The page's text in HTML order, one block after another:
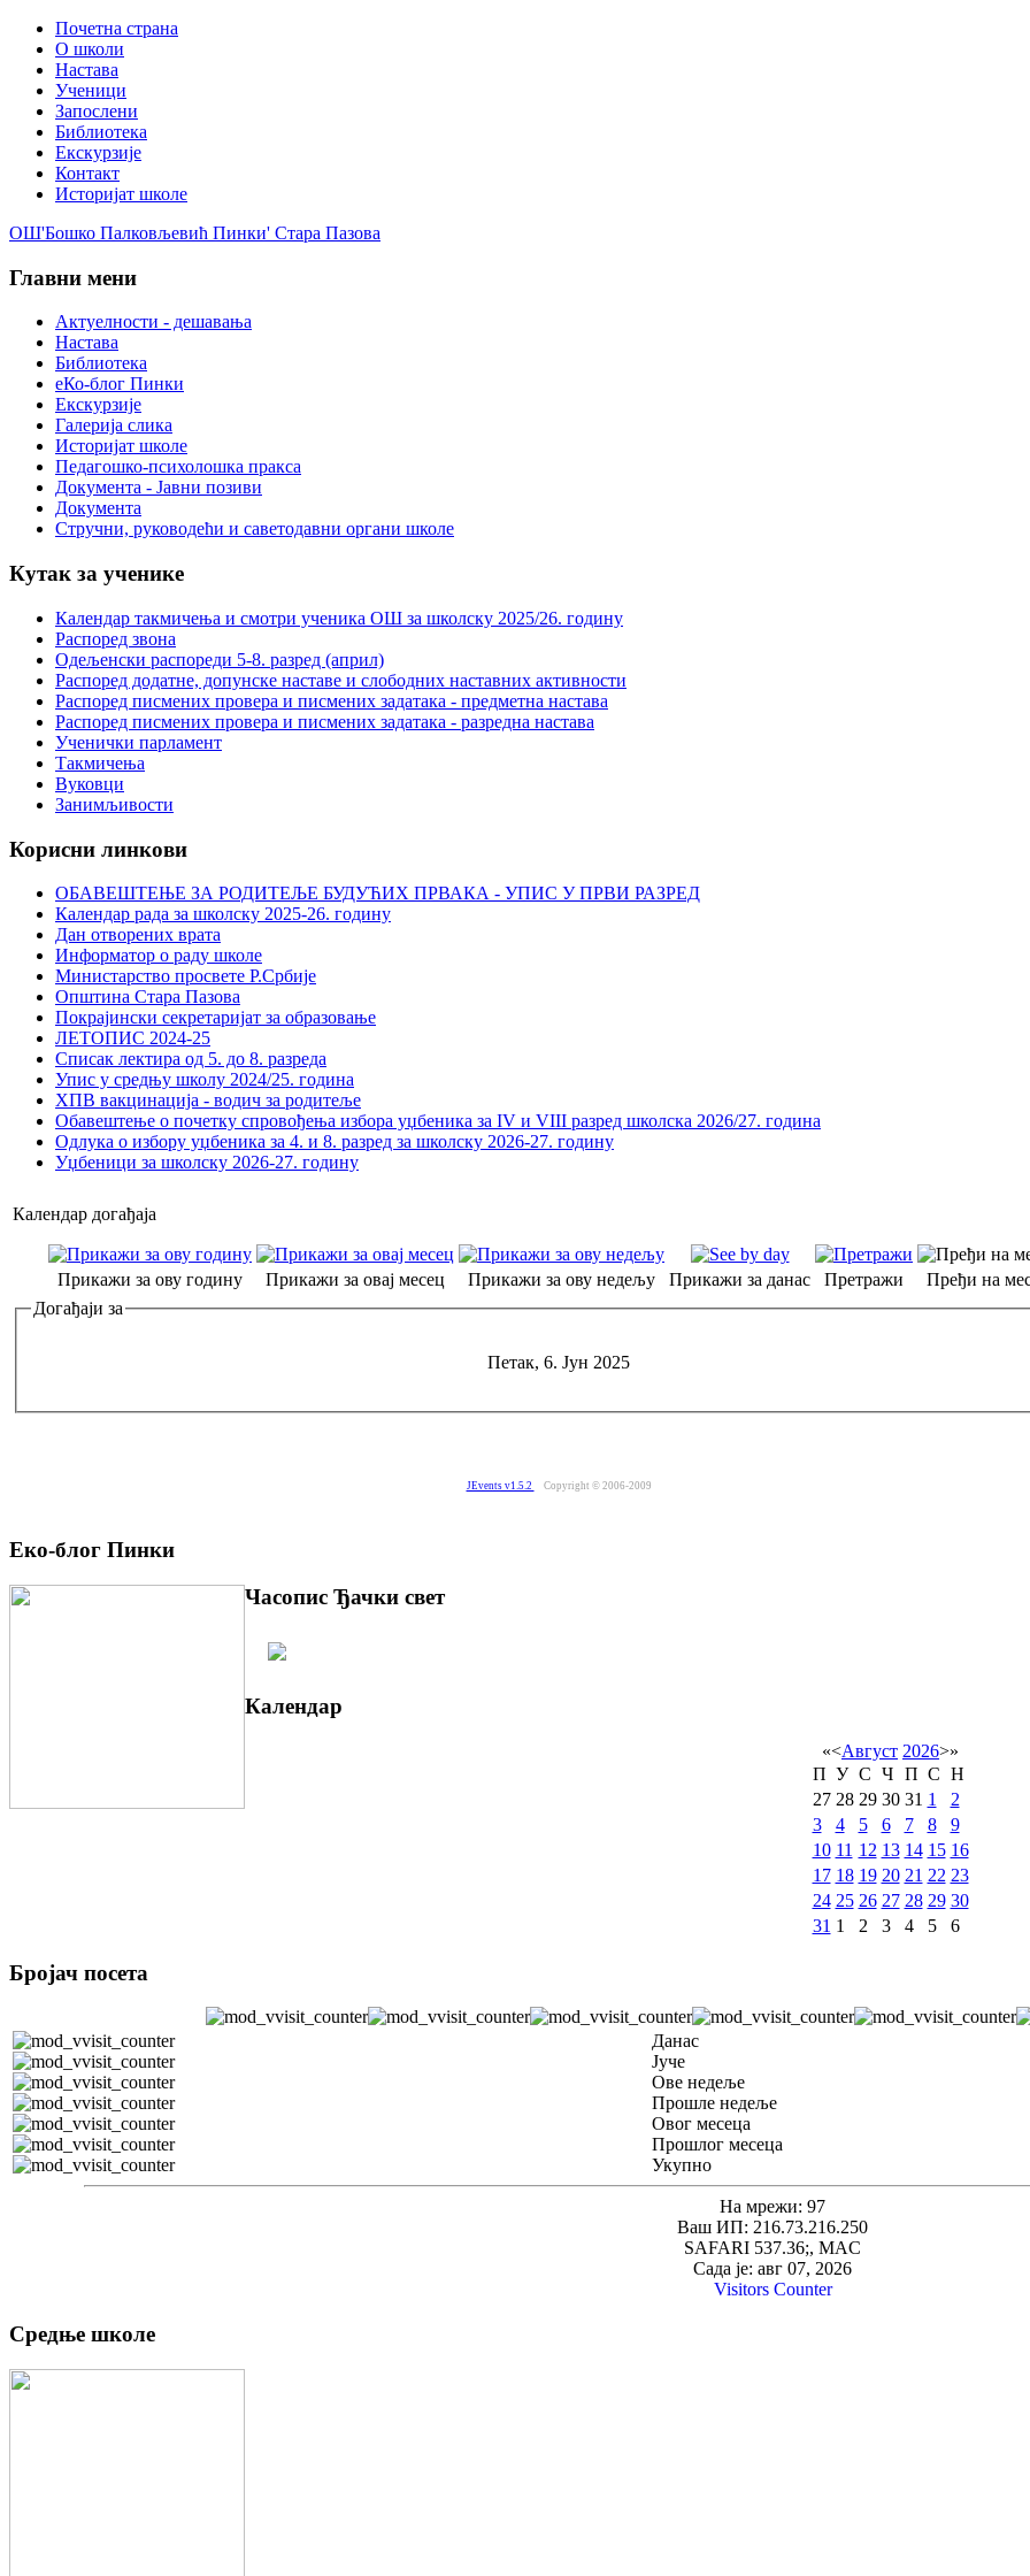
Почетна страна
О школи
Настава
Ученици
Запослени
Библиотека
Екскурзије
Контакт
Историјат школе
ОШ'Бошко Палковљевић Пинки' Стара Пазова
Главни мени
Актуелности - дешавања
Настава
Библиотека
еКо-блог Пинки
Екскурзије
Галерија слика
Историјат школе
Педагошко-психолошка пракса
Документа - Јавни позиви
Документа
Стручни, руководећи и саветодавни органи школе
Кутак за ученике
Календар такмичења и смотри ученика ОШ за школску 2025/26. годину
Распоред звона
Одељенски распореди 5-8. разред (април)
Распоред додатне, допунске наставе и слободних наставних активности
Распоред писмених провера и писмених задатака - предметна настава
Распоред писмених провера и писмених задатака - разредна настава
Ученички парламент
Такмичења
Вуковци
Занимљивости
Корисни линкови
ОБАВЕШТЕЊЕ ЗА РОДИТЕЉЕ БУДУЋИХ ПРВАКА - УПИС У ПРВИ РАЗРЕД
Календар рада за школску 2025-26. годину
Дан отворених врата
Информатор о раду школе
Министарство просвете Р.Србије
Општина Стара Пазова
Покрајински секретаријат за образовање
ЛЕТОПИС 2024-25
Списак лектира од 5. до 8. разреда
Упис у средњу школу 2024/25. година
ХПВ вакцинација - водич за родитеље
Обавештење о почетку спровођења избора уџбеника за IV и VIII разред школска 2026/27. година
Одлука о избору уџбеника за 4. и 8. разред за школску 2026-27. годину
Уџбеници за школску 2026-27. годину
Календар догађаја
Прикажи за ову годину Прикажи за овај месец Прикажи за ову недељу Прикажи за данас Претражи
Пређи на
Догађаји за
Петак, 6. Јун 2025
JEvents v1.5.2 Copyright © 2006-2009
Еко-блог Пинки
Часопис Ђачки свет
Календар
«<Август 2026>»
П У С Ч П С Н
27 28 29 30 31 1
2
3
4 5 6 7 8
9
10 11 12 13 14 15 16
17 18 19 20 21 22 23
24 25 26 27 28 29 30
31 1 2 3 4 5 6
Бројач посета
Данас
Јуче
Ове недеље
Прошле недеље
Овог месеца
Прошлог месеца
Укупно
На мрежи: 97
Ваш ИП: 216.73.216.250
SAFARI 537.36;, MAC
Сада је: авг 07, 2026
Visitors Counter
Средње школе